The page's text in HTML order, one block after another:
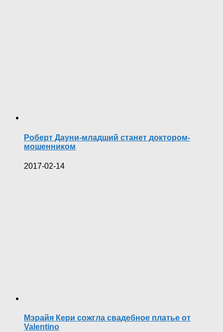
Роберт Дауни-младший станет доктором-
мошенником
2017-02-14
Мэрайя Кери сожгла свадебное платье от
Valentino